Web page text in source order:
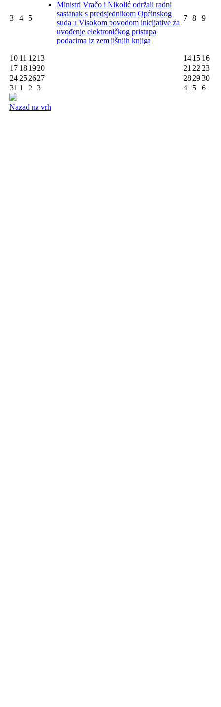
3 4 5
Ministri Vračo i Nikolić održali radni
sastanak s predsjednikom Općinskog
suda u Visokom povodom inicijative za
uvođenje elektroničkog pristupa
podacima iz zemljišnjih knjiga
7 8 9
10 11 1213 1415 16
17 181920 212223
24252627 282930
31 1 2 3 4 5 6
Nazad na vrh